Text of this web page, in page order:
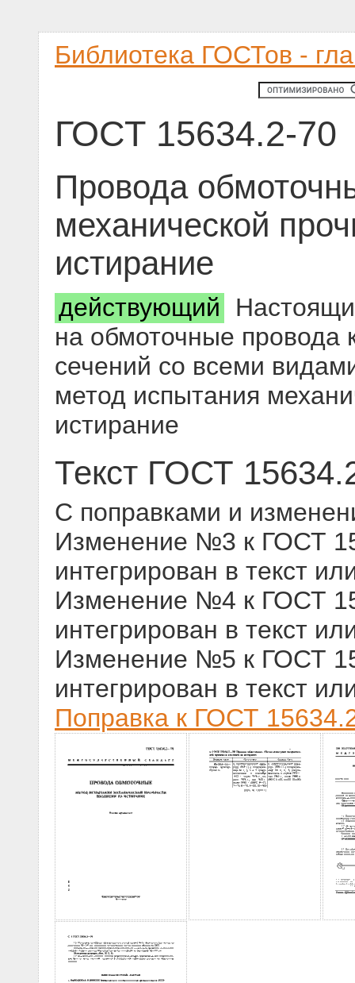
Библиотека ГОСТов -
ГОСТ 15634.2-70
Провода
механической
истирание
действующий
на обмоточные провода
сечений со всеми
метод испытания
истирание
Текст ГОСТ
С поправками и
Изменение №3 к ГОСТ
интегрирован в текст
Изменение №4 к ГОСТ
интегрирован в текст
Изменение №5 к ГОСТ
интегрирован в текст
Поправка к ГОСТ